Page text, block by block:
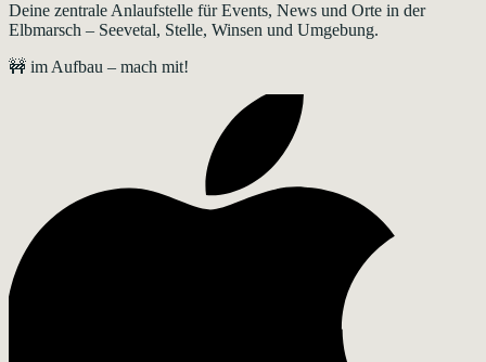
Deine zentrale Anlaufstelle für Events, News und Orte in der
Elbmarsch – Seevetal, Stelle, Winsen und Umgebung.
🚧 im Aufbau – mach mit!